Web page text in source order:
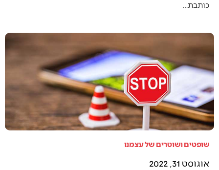
כותבת…
שופטים ושוטרים של עצמנו
אוגוסט 31, 2022